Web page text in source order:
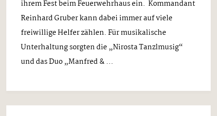
ihrem Fest beim Feuerwehrhaus ein. Kommandant
Reinhard Gruber kann dabei immer auf viele
freiwillige Helfer zählen. Für musikalische
Unterhaltung sorgten die „Nirosta Tanzlmusig“
und das Duo „Manfred & ...